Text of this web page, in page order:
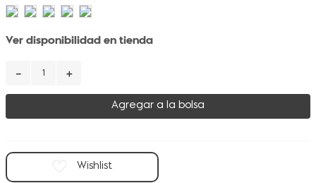
Ver disponibilidad en tienda
＋
－
Agregar a la bolsa